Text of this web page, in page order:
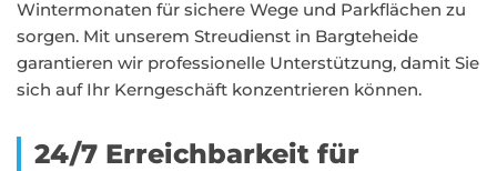
Wintermonaten für sichere Wege und Parkflächen zu
sorgen. Mit unserem Streudienst in Bargteheide
garantieren wir professionelle Unterstützung, damit Sie
sich auf Ihr Kerngeschäft konzentrieren können.
24/7 Erreichbarkeit für